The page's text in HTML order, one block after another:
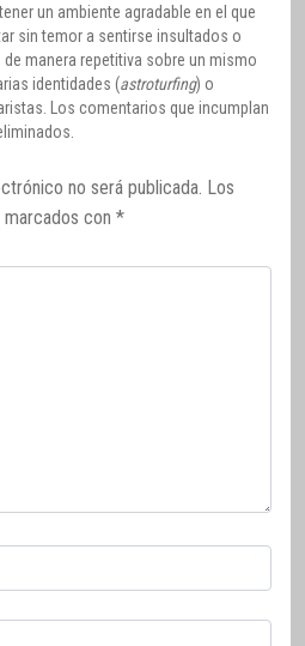
un ambiente agradable en el que
sin temor a sentirse insultados o
manera repetitiva sobre un mismo
identidades (astroturfing) o
Los comentarios que incumplan
no será publicada. Los
con *